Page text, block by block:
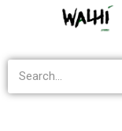
Blog
> Tak Berkategori